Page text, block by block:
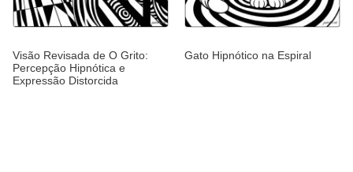
Visão Revisada de O Grito:
Percepção Hipnótica e
Expressão Distorcida
Gato Hipnótico na Espiral